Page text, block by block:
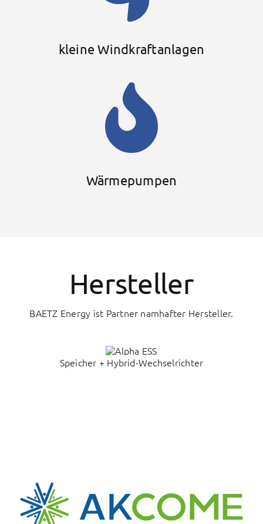
kleine Windkraftanlagen
Wärmepumpen
Hersteller
BAETZ Energy ist Partner namhafter Hersteller.
Speicher + Hybrid-Wechselrichter